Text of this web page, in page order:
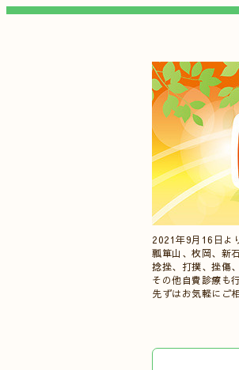
2021年9月16日よ
瓢箪山、枚岡、新
捻挫、打撲、挫傷
その他自費診療も
先ずはお気軽にご